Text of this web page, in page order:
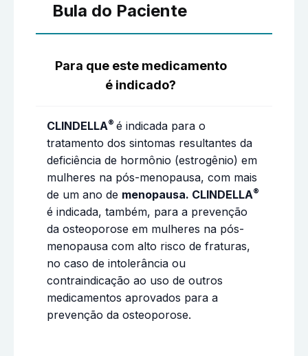
Bula do Paciente
Para que este medicamento
é indicado?
CLINDELLA® é indicada para o
tratamento dos sintomas resultantes da
deficiência de hormônio (estrogênio) em
mulheres na pós-menopausa, com mais
de um ano de menopausa. CLINDELLA®
é indicada, também, para a prevenção
da osteoporose em mulheres na pós-
menopausa com alto risco de fraturas,
no caso de intolerância ou
contraindicação ao uso de outros
medicamentos aprovados para a
prevenção da osteoporose.